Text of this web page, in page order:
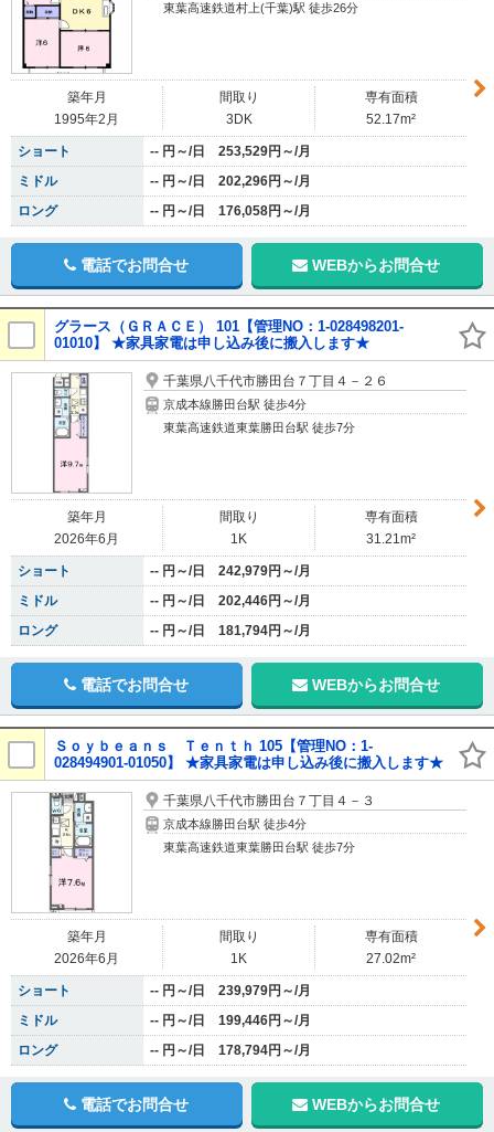
東葉高速鉄道村上(千葉)駅 徒歩26分
築年月
1995年2月
間取り
3DK
専有面積
52.17m²
ショート
-- 円～/日 253,529円～/月
ミドル
-- 円～/日 202,296円～/月
ロング
-- 円～/日 176,058円～/月
電話でお問合せ WEBからお問合せ
グラース（ＧＲＡＣＥ） 101【管理NO：1-028498201-
01010】 ★家具家電は申し込み後に搬入します★
千葉県八千代市勝田台７丁目４－２６
京成本線勝田台駅 徒歩4分
東葉高速鉄道東葉勝田台駅 徒歩7分
築年月
2026年6月
間取り
1K
専有面積
31.21m²
ショート
-- 円～/日 242,979円～/月
ミドル
-- 円～/日 202,446円～/月
ロング
-- 円～/日 181,794円～/月
電話でお問合せ WEBからお問合せ
Ｓｏｙｂｅａｎｓ Ｔｅｎｔｈ 105【管理NO：1-
028494901-01050】 ★家具家電は申し込み後に搬入します★
千葉県八千代市勝田台７丁目４－３
京成本線勝田台駅 徒歩4分
東葉高速鉄道東葉勝田台駅 徒歩7分
築年月
2026年6月
間取り
1K
専有面積
27.02m²
ショート
-- 円～/日 239,979円～/月
ミドル
-- 円～/日 199,446円～/月
ロング
-- 円～/日 178,794円～/月
電話でお問合せ WEBからお問合せ